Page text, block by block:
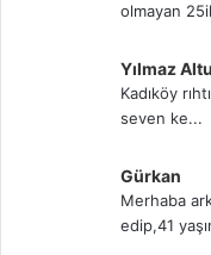
olmayan
Yılmaz
Kadıköy
seven ke...
Gürkan
Merhaba
edip,41